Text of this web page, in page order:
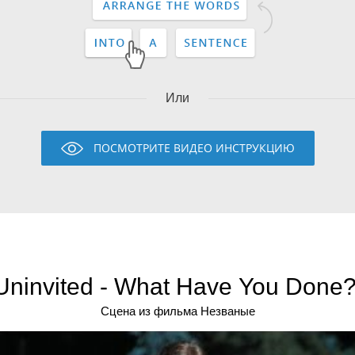
Или
ПОСМОТРИТЕ ВИДЕО ИНСТРУКЦИЮ
- What Have You
Сцена из фильма Незваные